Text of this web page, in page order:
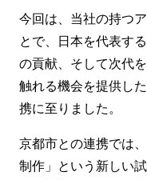
今回は、当社の持つ
とで、日本を代表す
の貢献、そして次代
触れる機会を提供し
携に至りました。
京都市との連携では
制作」という新しい